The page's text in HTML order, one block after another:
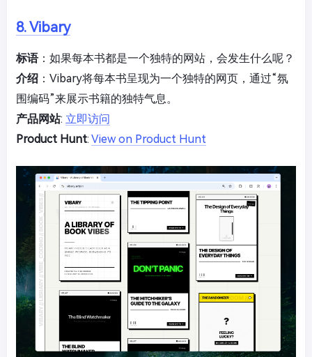
8. Vibary
标语：如果每本书都是一个独特的网站，会发生什么呢？
介绍 ：Vibary将每本书呈现为一个独特的网页，通过“氛
围编码”来展示书籍的独特气息。
产品网站: 立即访问
Product Hunt: View on Product Hunt